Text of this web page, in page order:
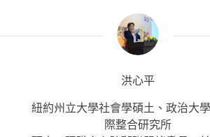
洪心平
紐約州立大學社會學碩土、政治大
際整合研究所